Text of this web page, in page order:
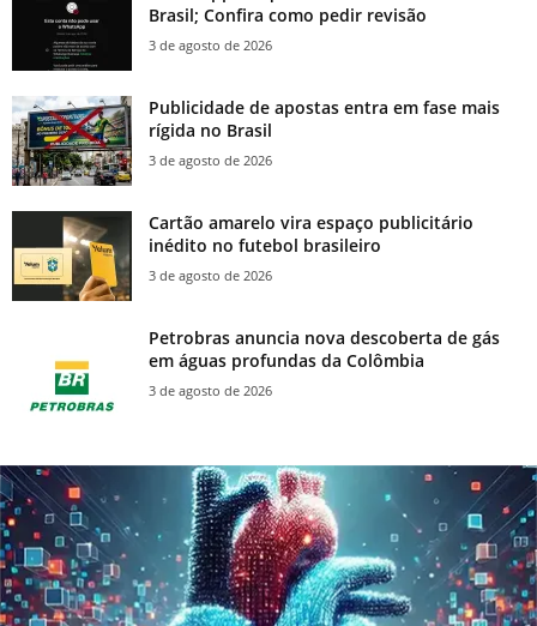
Brasil; Confira como pedir revisão
3 de agosto de 2026
Publicidade de apostas entra em fase mais
rígida no Brasil
3 de agosto de 2026
Cartão amarelo vira espaço publicitário
inédito no futebol brasileiro
3 de agosto de 2026
Petrobras anuncia nova descoberta de gás
em águas profundas da Colômbia
3 de agosto de 2026